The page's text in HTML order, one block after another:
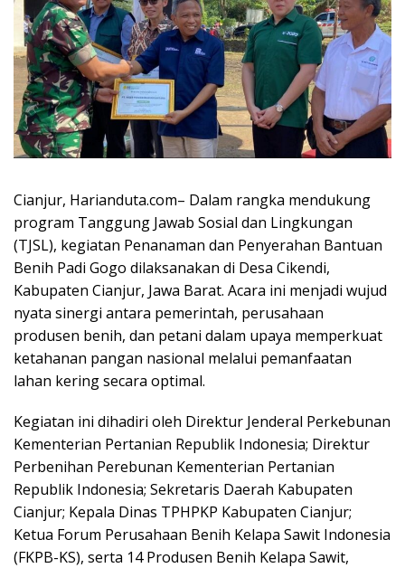
Cianjur, Harianduta.com– Dalam rangka mendukung
program Tanggung Jawab Sosial dan Lingkungan
(TJSL), kegiatan Penanaman dan Penyerahan Bantuan
Benih Padi Gogo dilaksanakan di Desa Cikendi,
Kabupaten Cianjur, Jawa Barat. Acara ini menjadi wujud
nyata sinergi antara pemerintah, perusahaan
produsen benih, dan petani dalam upaya memperkuat
ketahanan pangan nasional melalui pemanfaatan
lahan kering secara optimal.
Kegiatan ini dihadiri oleh Direktur Jenderal Perkebunan
Kementerian Pertanian Republik Indonesia; Direktur
Perbenihan Perebunan Kementerian Pertanian
Republik Indonesia; Sekretaris Daerah Kabupaten
Cianjur; Kepala Dinas TPHPKP Kabupaten Cianjur;
Ketua Forum Perusahaan Benih Kelapa Sawit Indonesia
(FKPB-KS), serta 14 Produsen Benih Kelapa Sawit,